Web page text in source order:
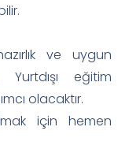
ve uygun
eğitim
olacaktır.
için hemen